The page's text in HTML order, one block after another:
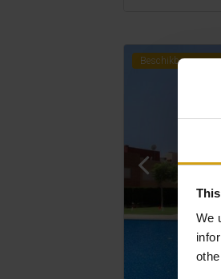
We
Beschikbaar voor